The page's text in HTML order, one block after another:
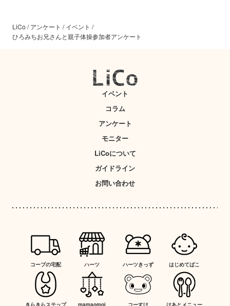
LiCo /アンケート /イベント /
ひろみちお兄さんと親子体操参加者アンケート
イベント
コラム
アンケート
モニター
LiCoについて
ガイドライン
お問い合わせ
コープの宅配 ハーツ ハーツきっず はじめてばこ
きらきらステップ mamaomoi コーすけ はあとメニュー